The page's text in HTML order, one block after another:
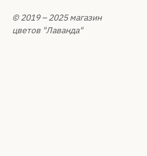
© 2019 – 2025 магазин
цветов "Лаванда"